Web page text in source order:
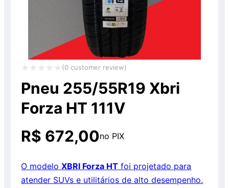
Avaliação
0
de
(0 customer review)
Pneu 255/55R19 Xbri
Forza HT 111V
R$ 672,00no PIX
O modeloXBRI Forza HT foi projetado para
atender SUVs e utilitários de alto desempenho.